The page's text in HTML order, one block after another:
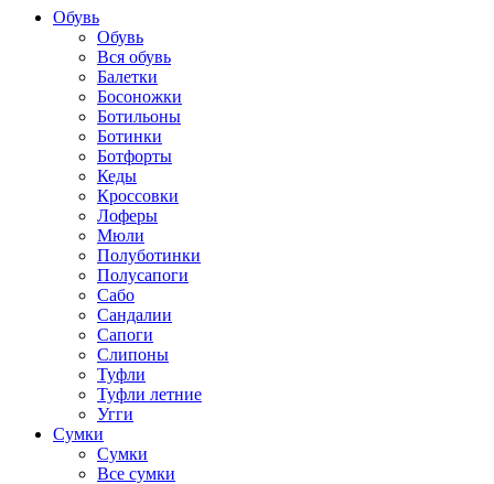
Обувь
Обувь
Вся обувь
Балетки
Босоножки
Ботильоны
Ботинки
Ботфорты
Кеды
Кроссовки
Лоферы
Мюли
Полуботинки
Полусапоги
Сабо
Сандалии
Сапоги
Слипоны
Туфли
Туфли летние
Угги
Сумки
Сумки
Все сумки